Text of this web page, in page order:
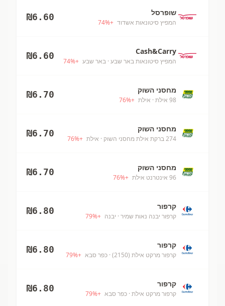
שופרסל
המפיץ סיטונאות אשדוד +
74%
₪6.60
Cash&Carry
המפיץ סיטונאות באר שבע · באר שבע +
74%
₪6.60
מחסני השוק
98 אילת · אילת +
76%
₪6.70
מחסני השוק
274 ברקת אילת מחסני השוק · אילת +
76%
₪6.70
מחסני השוק
96 אינטרנט אילת +
76%
₪6.70
קרפור
קרפור יבנה נאות שמיר · יבנה +
79%
₪6.80
קרפור
קרפור מרקט אילת (2150) · כפר סבא +
79%
₪6.80
קרפור
קרפור מרקט אילת · כפר סבא +
79%
₪6.80